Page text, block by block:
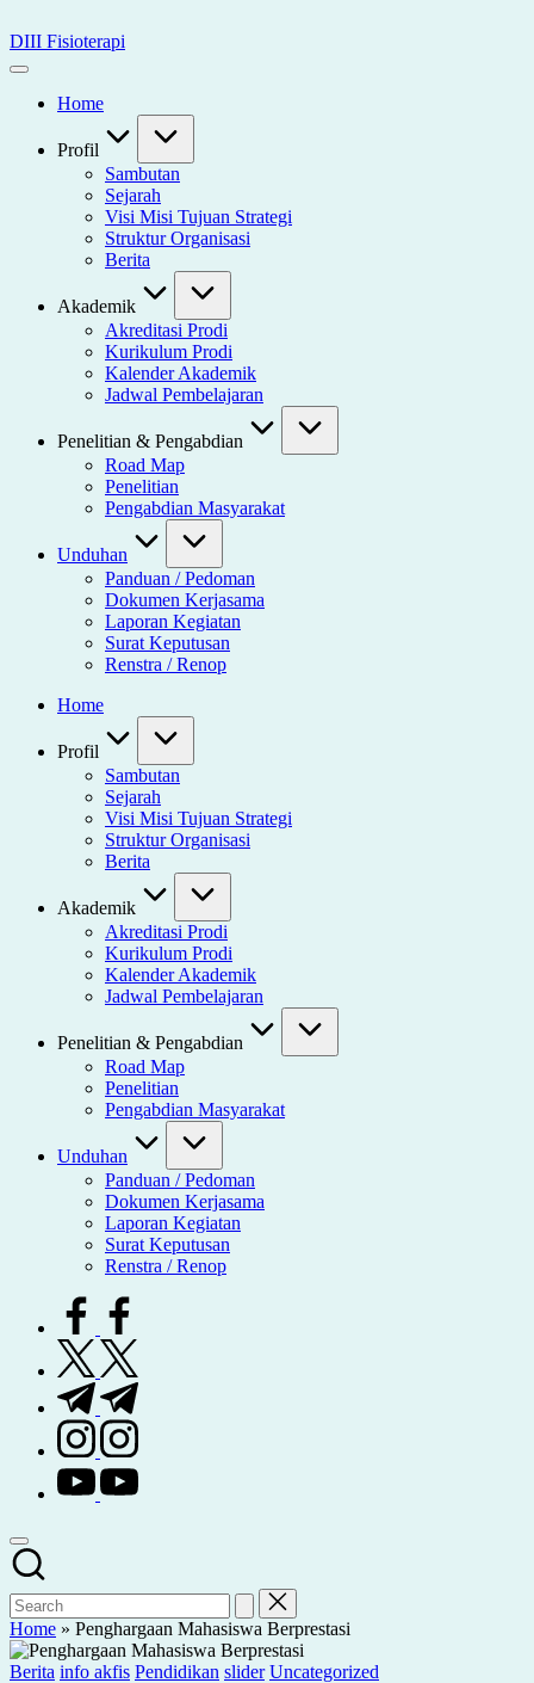
to
content
DIII Fisioterapi
Universitas
HusadaHome
Profil
Sambutan
Sejarah
Visi Misi Tujuan Strategi
Struktur Organisasi
Berita
Akademik
Akreditasi Prodi
Kurikulum Prodi
Kalender Akademik
Jadwal Pembelajaran
Penelitian & Pengabdian
Road Map
Penelitian
Pengabdian Masyarakat
Unduhan
Panduan / Pedoman
Dokumen Kerjasama
Laporan Kegiatan
Surat Keputusan
Renstra / Renop
Home
Profil
Sambutan
Sejarah
Visi Misi Tujuan Strategi
Struktur Organisasi
Berita
Akademik
Akreditasi Prodi
Kurikulum Prodi
Kalender Akademik
Jadwal Pembelajaran
Penelitian & Pengabdian
Road Map
Penelitian
Pengabdian Masyarakat
Unduhan
Panduan / Pedoman
Dokumen Kerjasama
Laporan Kegiatan
Surat Keputusan
Renstra / Renop
facebook.com
twitter.com
t.me
instagram.com
youtube.com
Home » Penghargaan Mahasiswa Berprestasi
Posted
Berita info akfis Pendidikan slider Uncategorized